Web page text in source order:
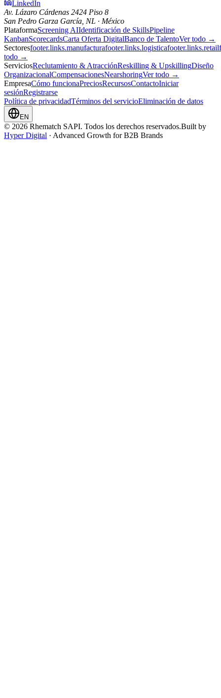
LinkedIn
Av. Lázaro Cárdenas 2424 Piso 8
San Pedro Garza García, NL · México
PlataformaScreening AIIdentificación de SkillsPipeline
KanbanScorecardsCarta Oferta DigitalBanco de TalentoVer todo →
Sectoresfooter.links.manufacturafooter.links.logisticafooter.links.retail
todo →
ServiciosReclutamiento & AtracciónReskilling & UpskillingDiseño
OrganizacionalCompensacionesNearshoringVer todo →
EmpresaCómo funcionaPreciosRecursosContactoIniciar
sesiónRegistrarse
Política de privacidadTérminos del servicioEliminación de datos
EN
© 2026 Rhematch SAPI. Todos los derechos reservados.Built by
Hyper Digital · Advanced Growth for B2B Brands